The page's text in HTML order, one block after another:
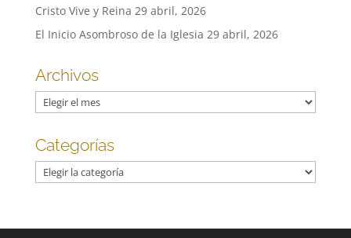
Cristo Vive y Reina 29 abril, 2026
El Inicio Asombroso de la Iglesia 29 abril, 2026
Archivos
Archivos
Categorías
Categorías